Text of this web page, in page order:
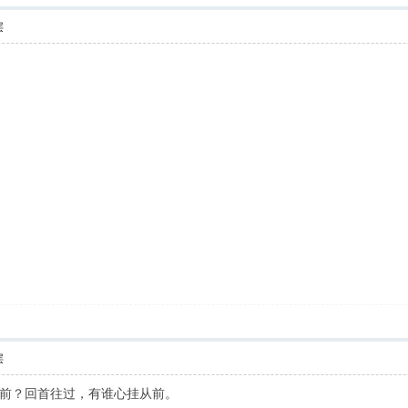
？回首往过，有谁心挂从前。